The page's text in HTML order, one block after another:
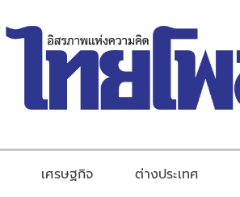
เศรษฐกิจ ต่างประเทศ